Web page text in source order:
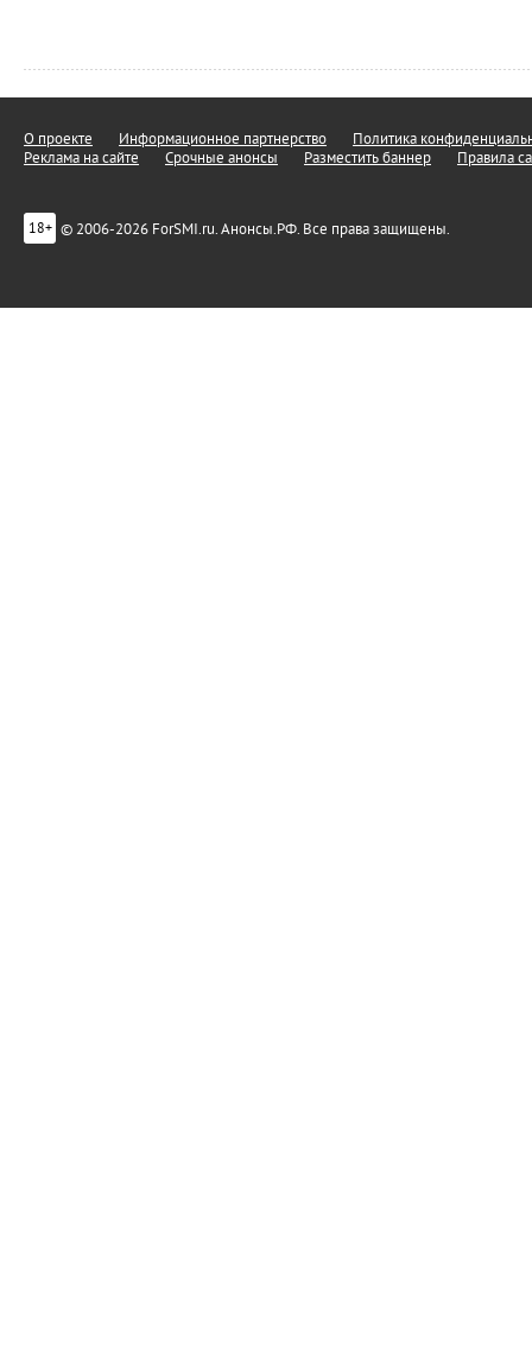
О проекте Информационное партнерство
Политика
Реклама на сайте
Срочные анонсы Разместить баннер Правила
18+ © 2006-2026 ForSMI.ru. Анонсы.РФ. Все права защищены.